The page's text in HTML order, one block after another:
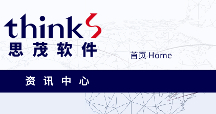
首页 Home
资 讯 中 心